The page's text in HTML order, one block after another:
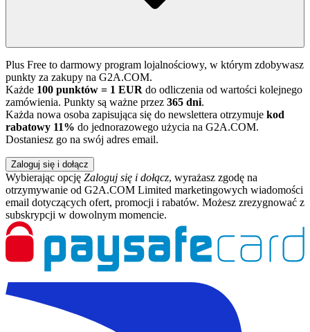
Plus Free to darmowy program lojalnościowy, w którym zdobywasz
punkty za zakupy na G2A.COM.
Każde 100 punktów = 1 EUR do odliczenia od wartości kolejnego
zamówienia. Punkty są ważne przez 365 dni.
Każda nowa osoba zapisująca się do newslettera otrzymuje kod
rabatowy 11% do jednorazowego użycia na G2A.COM.
Dostaniesz go na swój adres email.
Zaloguj się i dołącz
Wybierając opcję Zaloguj się i dołącz, wyrażasz zgodę na
otrzymywanie od G2A.COM Limited marketingowych wiadomości
email dotyczących ofert, promocji i rabatów. Możesz zrezygnować z
subskrypcji w dowolnym momencie.